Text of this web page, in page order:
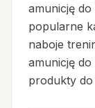
amunicję
popularne
naboje
amunicję
produkty